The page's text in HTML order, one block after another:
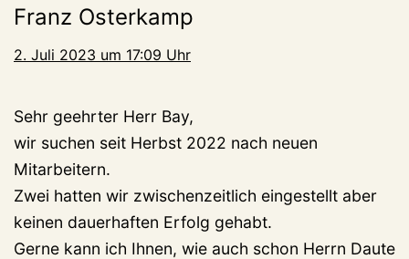
Franz Osterkamp
2. Juli 2023 um 17:09 Uhr
Sehr geehrter Herr Bay,
wir suchen seit Herbst 2022 nach neuen
Mitarbeitern.
Zwei hatten wir zwischenzeitlich eingestellt aber
keinen dauerhaften Erfolg gehabt.
Gerne kann ich Ihnen, wie auch schon Herrn Daute